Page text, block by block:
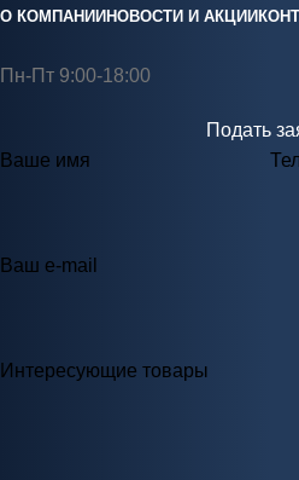
О КОМПАНИИ НОВОСТИ И АКЦИИ
Пн-Пт 9:00-18:00
Подать
Ваше имя
Ваш e-mail
Интересующие товары